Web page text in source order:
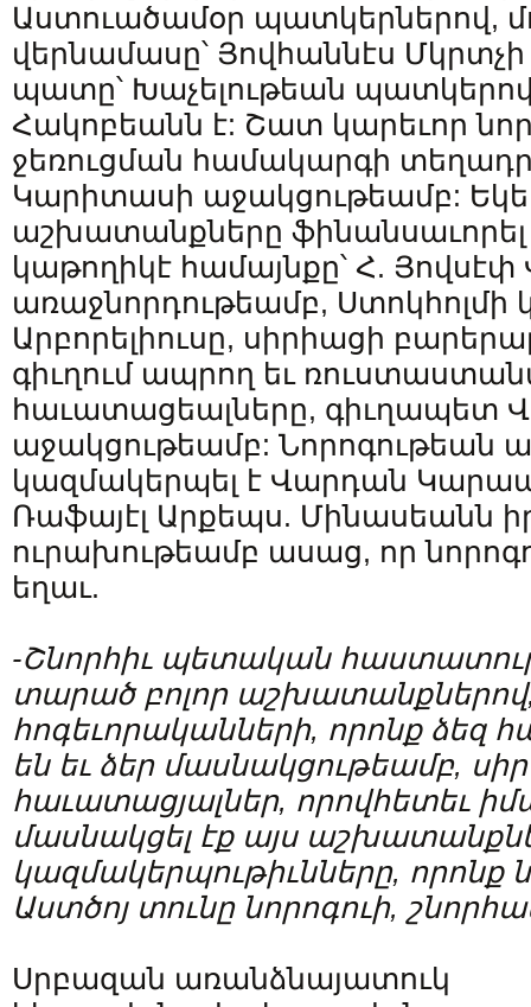
Աստուածամօր պատկերներով,
վերնամասը՝ Յովհաննէս
պատը՝ Խաչելութեան
Հակոբեանն է: Շատ կարեւոր
ջեռուցման համակարգի
Կարիտասի աջակցութեամբ:
աշխատանքները ֆինանսաւորել
կաթողիկէ համայնքը՝ Հ. Յովսէփ
առաջնորդութեամբ, Ստոկհոլմի
Արբորելիուսը, սիրիացի
գիւղում ապրող եւ
հաւատացեալները, գիւղապետ
աջակցութեամբ: Նորոգութեան
կազմակերպել է Վարդան
Ռաֆայէլ Արքեպս. Մինասեանն
ուրախութեամբ ասաց, որ
եղաւ.
-Շնորհիւ պետական
տարած բոլոր աշխատանքներով,
հոգեւորականների, որոնք ձեզ
են եւ ձեր մասնակցութեամբ,
հաւատացյալներ, որովհետեւ
մասնակցել էք այս
կազմակերպութիւնները, որոնք
Աստծոյ տունը նորոգուի,
Սրբազան առանձնայատուկ